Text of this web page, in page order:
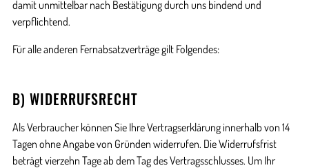
damit unmittelbar nach Bestätigung durch uns bindend und
verpflichtend.
Für alle anderen Fernabsatzverträge gilt Folgendes:
B) WIDERRUFSRECHT
Als Verbraucher können Sie Ihre Vertragserklärung innerhalb von 14
Tagen ohne Angabe von Gründen widerrufen. Die Widerrufsfrist
beträgt vierzehn Tage ab dem Tag des Vertragsschlusses. Um Ihr